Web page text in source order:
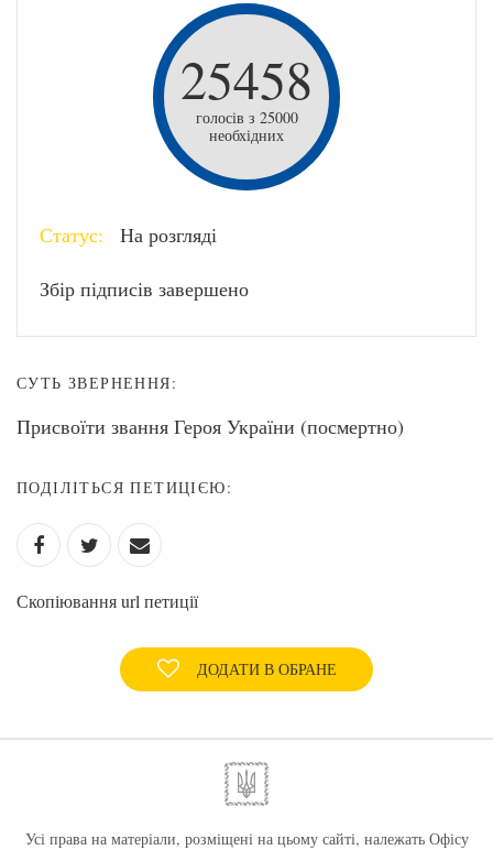
25458
голосів з 25000
необхідних
Статус: На розгляді
Збір підписів завершено
СУТЬ ЗВЕРНЕННЯ:
Присвоїти звання Героя України (посмертно)
ПОДІЛІТЬСЯ ПЕТИЦІЄЮ:
Скопіювання url петиції
ДОДАТИ В ОБРАНЕ
Усі права на матеріали, розміщені на цьому сайті, належать Офісу